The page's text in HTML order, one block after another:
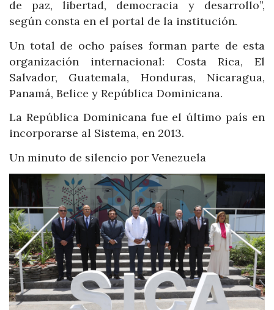
de paz, libertad, democracia y desarrollo”,
según consta en el portal de la institución.
Un total de ocho países forman parte de esta
organización internacional: Costa Rica, El
Salvador, Guatemala, Honduras, Nicaragua,
Panamá, Belice y República Dominicana.
La República Dominicana fue el último país en
incorporarse al Sistema, en 2013.
Un minuto de silencio por Venezuela